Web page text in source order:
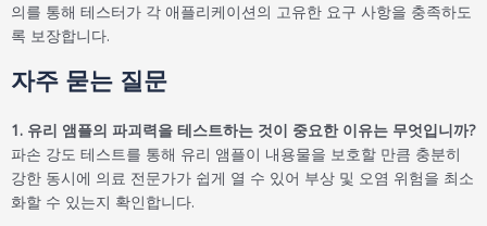
의를 통해 테스터가 각 애플리케이션의 고유한 요구 사항을 충족하도
록 보장합니다.
자주 묻는 질문
1. 유리 앰플의 파괴력을 테스트하는 것이 중요한 이유는 무엇입니까?
파손 강도 테스트를 통해 유리 앰플이 내용물을 보호할 만큼 충분히
강한 동시에 의료 전문가가 쉽게 열 수 있어 부상 및 오염 위험을 최소
화할 수 있는지 확인합니다.